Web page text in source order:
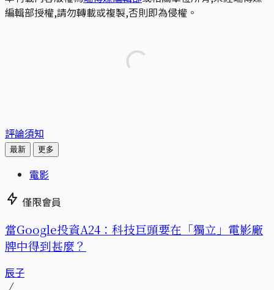
編輯部授權,請勿轉載或複製,否則即為侵權。
評論須知
最新 更多
電影
僅限會員
當Google投資A24：科技巨頭要在「獨立」電影廠
牌中得到甚麼？
辰子